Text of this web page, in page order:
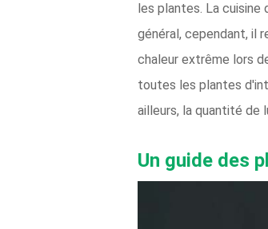
les plantes. La
général, cependant, il
chaleur extrême lors
toutes les plantes
ailleurs, la quantité de
Un guide des